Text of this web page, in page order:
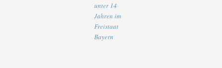
unter 14
Jahren im
Freistaat
Bayern